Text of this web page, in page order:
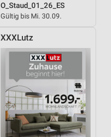
O_Staud_01_26_ES
Gültig bis Mi. 30.09.
XXXLutz